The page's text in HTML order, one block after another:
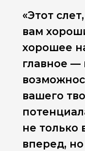
«Этот
вам
хорошее
главное —
вашего
не только
вперед,